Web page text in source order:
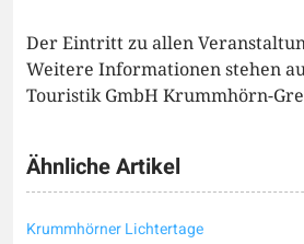
Der Eintritt zu allen
Weitere Informationen stehen
Touristik GmbH Krummhörn-
Ähnliche Artikel
Krummhörner Lichtertage